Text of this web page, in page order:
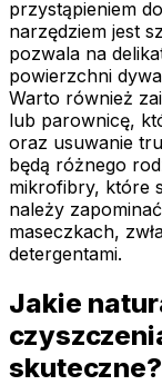
przystąpieniem
narzędziem jest
pozwala na
powierzchni
Warto również
lub parownicę,
oraz usuwanie
będą różnego
mikrofibry, które
należy
maseczkach,
detergentami.
Jakie
skuteczne?